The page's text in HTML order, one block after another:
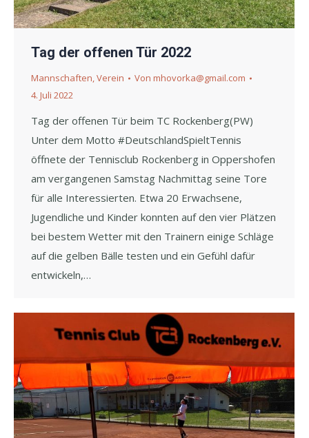
Tag der offenen Tür 2022
Mannschaften,Verein Von mhovorka@gmail.com
4. Juli 2022
Tag der offenen Tür beim TC Rockenberg(PW)
Unter dem Motto #DeutschlandSpieltTennis
öffnete der Tennisclub Rockenberg in Oppershofen
am vergangenen Samstag Nachmittag seine Tore
für alle Interessierten. Etwa 20 Erwachsene,
Jugendliche und Kinder konnten auf den vier Plätzen
bei bestem Wetter mit den Trainern einige Schläge
auf die gelben Bälle testen und ein Gefühl dafür
entwickeln,…